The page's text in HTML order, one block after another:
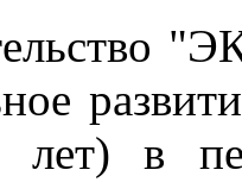
лет) в